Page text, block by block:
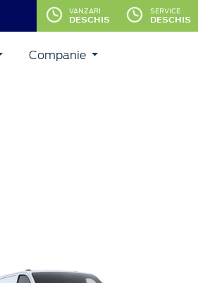
VANZARI
DESCHIS
SERVICE
DESCHIS
Companie